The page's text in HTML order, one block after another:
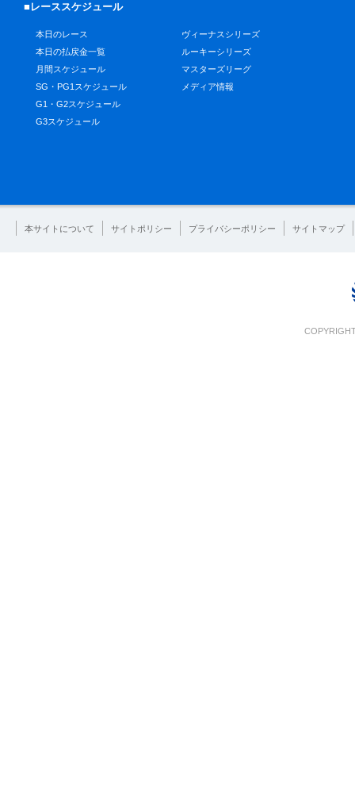
■レーススケジュール
本日のレース
本日の払戻金一覧
月間スケジュール
SG・PG1スケジュール
G1・G2スケジュール
G3スケジュール
ヴィーナスシリーズ
ルーキーシリーズ
マスターズリーグ
メディア情報
本サイトについて サイトポリシー プライバシーポリシー サイトマップ